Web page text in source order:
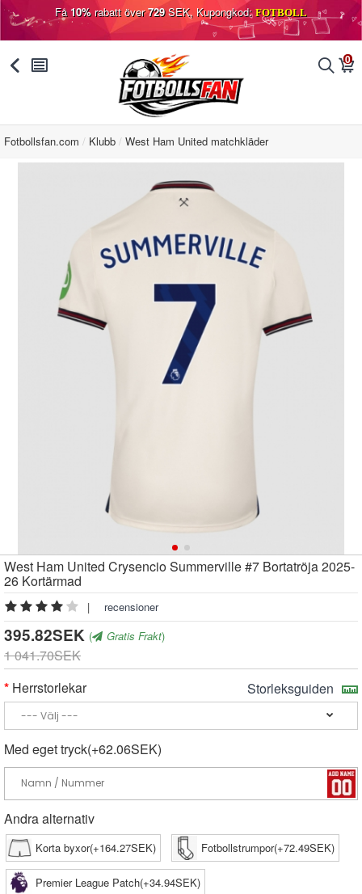
Få10%rabatt över729SEK, Kupongkod: FOTBOLL
󰅯 󰂩 󰂨 0
󰃦
Fotbollsfan.com Klubb West Ham United matchkläder
West Ham United Crysencio Summerville #7 Bortatröja 2025-
26 Kortärmad
| recensioner
395.82SEK ( Gratis Frakt)
1 041.70SEK
Herrstorlekar
Storleksguiden
Med eget tryck(+62.06SEK)
Andra alternativ
Korta byxor(+164.27SEK) Fotbollstrumpor(+72.49SEK)
Premier League Patch(+34.94SEK)